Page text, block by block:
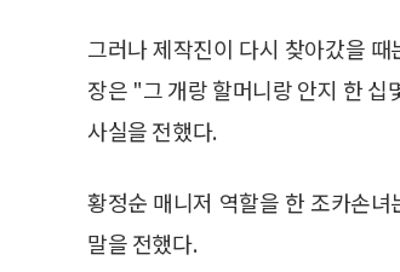
그러나 제작진이 다시 찾아갔을
장은 "그 개랑 할머니랑 안지 한 십
사실을 전했다.
황정순 매니저 역할을 한 조카손
말을 전했다.